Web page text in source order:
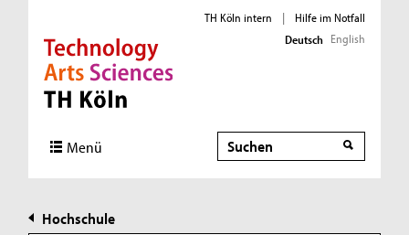
Direkt zur Hauptnavigation
Direkt zur Subnavigation
Direkt zum Inhalt
Direkt zum Fußbereich
TH Köln intern |
Hilfe im Notfall
Deutsch English
Menü Suche
Hochschule